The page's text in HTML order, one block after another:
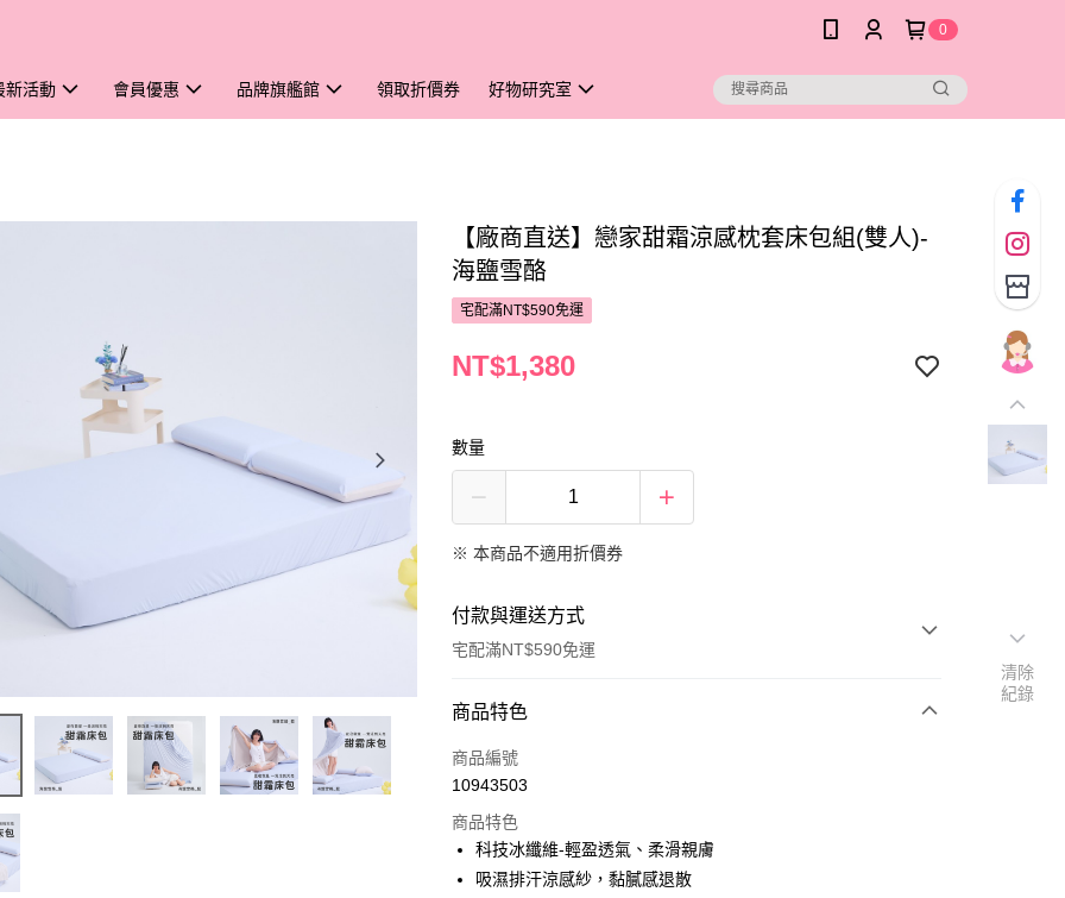
0
新活動 會員優惠 品牌旗艦館 領取折價券 好物研究室
【廠商直送】戀家甜霜涼感枕套床包組(雙人)-
海鹽雪酪
宅配滿NT$590免運
NT$1,380
數量
※ 本商品不適用折價券
付款與運送方式
宅配滿NT$590免運
付款方式
POYA支付
LINE Pay
Apple Pay
商品特色
商品編號
10943503
商品特色
科技冰纖維-輕盈透氣、柔滑親膚
吸濕排汗涼感紗，黏膩感退散
清除
紀錄